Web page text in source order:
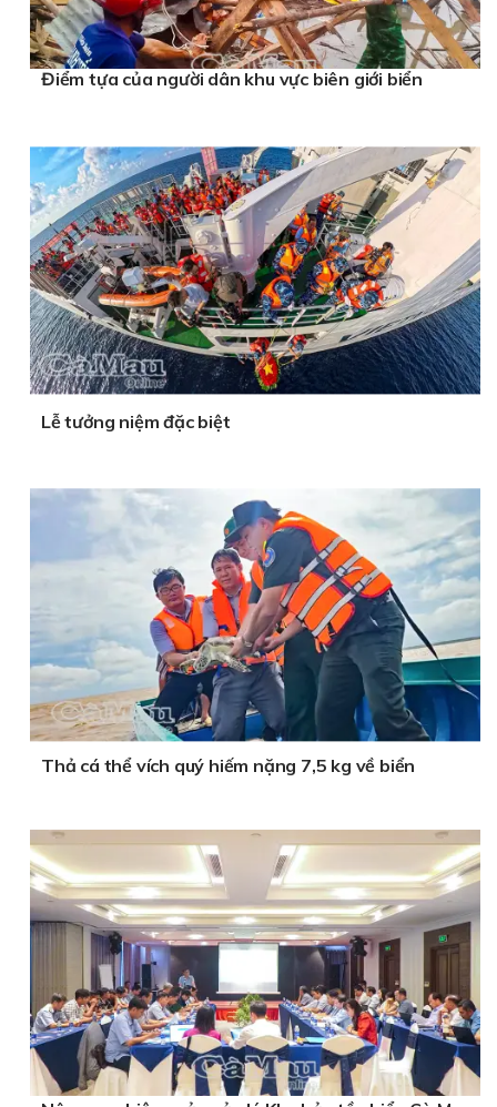
Điểm tựa của người dân khu vực biên giới biển
Lễ tưởng niệm đặc biệt
Thả cá thể vích quý hiếm nặng 7,5 kg về biển